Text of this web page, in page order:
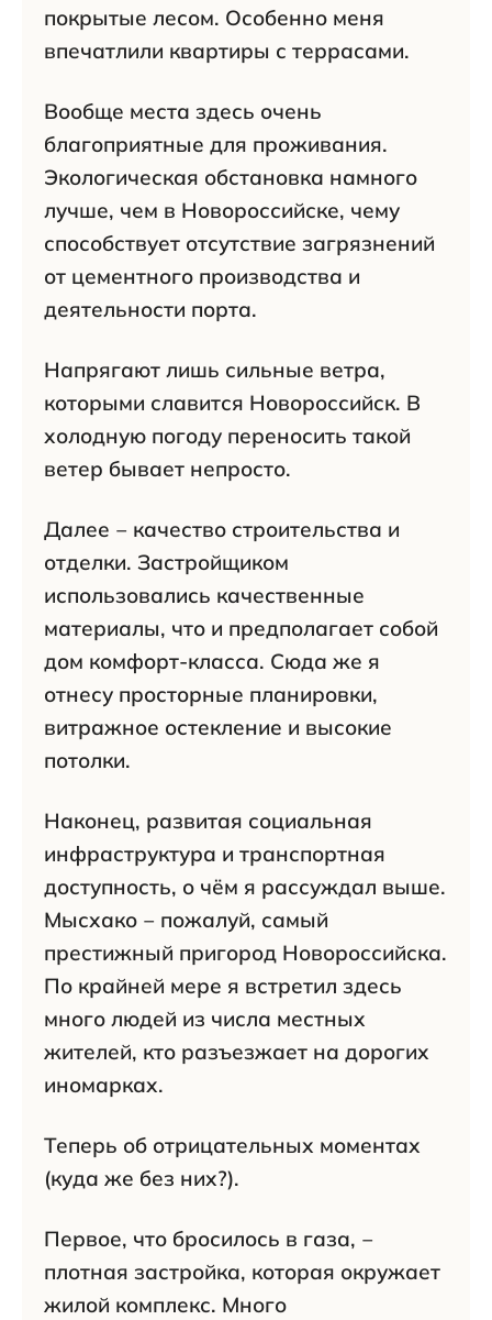
покрытые лесом. Особенно меня
впечатлили квартиры с террасами.
Вообще места здесь очень
благоприятные для проживания.
Экологическая обстановка намного
лучше, чем в Новороссийске, чему
способствует отсутствие загрязнений
от цементного производства и
деятельности порта.
Напрягают лишь сильные ветра,
которыми славится Новороссийск. В
холодную погоду переносить такой
ветер бывает непросто.
Далее ‒ качество строительства и
отделки. Застройщиком
использовались качественные
материалы, что и предполагает собой
дом комфорт-класса. Сюда же я
отнесу просторные планировки,
витражное остекление и высокие
потолки.
Наконец, развитая социальная
инфраструктура и транспортная
доступность, о чём я рассуждал выше.
Мысхако ‒ пожалуй, самый
престижный пригород Новороссийска.
По крайней мере я встретил здесь
много людей из числа местных
жителей, кто разъезжает на дорогих
иномарках.
Теперь об отрицательных моментах
(куда же без них?).
Первое, что бросилось в газа, ‒
плотная застройка, которая окружает
жилой комплекс. Много